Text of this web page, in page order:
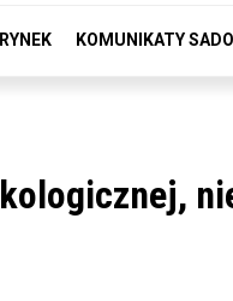
RYNEK KOMUNIKATY